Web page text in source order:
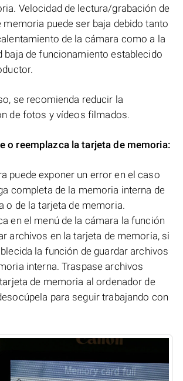
Velocidad de lectura/grabación de
memoria puede ser baja debido tanto
de la cámara como a la
baja de funcionamiento establecido
se recomienda reducir la
de fotos y vídeos filmados.
o reemplazca la tarjeta de memoria:
puede exponer un error en el caso
completa de la memoria interna de
o de la tarjeta de memoria.
en el menú de la cámara la función
archivos en la tarjeta de memoria, si
la función de guardar archivos
interna. Traspase archivos
de memoria al ordenador de
para seguir trabajando con